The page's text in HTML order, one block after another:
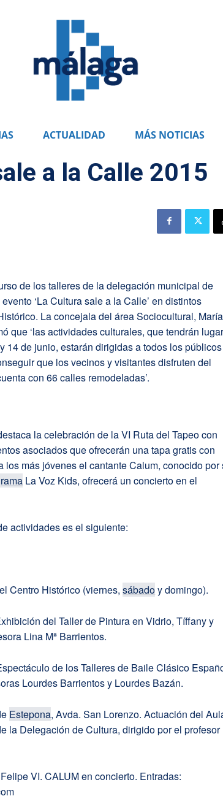
ACTUALIDAD MÁS NOTICIAS
a la Calle 2015
de los talleres de la delegación municipal de
‘La Cultura sale a la Calle’ en distintos
La concejala del área Sociocultural, María
que ‘las actividades culturales, que tendrán
14 de junio, estarán dirigidas a todos los
que los vecinos y visitantes disfruten del
con 66 calles remodeladas’.
la celebración de la VI Ruta del Tapeo con
asociados que ofrecerán una tapa gratis con
los más jóvenes el cantante Calum, conocido por
La Voz Kids, ofrecerá un concierto en el
actividades es el siguiente:
Centro Histórico (viernes,sábadoy domingo).
del Taller de Pintura en Vidrio, Tíffany y
Lina Mª Barrientos.
de los Talleres de Baile Clásico
Lourdes Barrientos y Lourdes Bazán.
Estepona, Avda. San Lorenzo. Actuación del
la Delegación de Cultura, dirigido por el profesor
VI. CALUM en concierto. Entradas: